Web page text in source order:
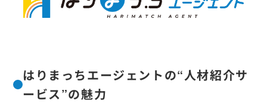
はりまっちエージェントの“人材紹介サ
ービス”の魅力